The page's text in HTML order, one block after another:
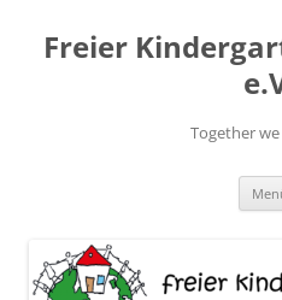
springen
Freier
Together